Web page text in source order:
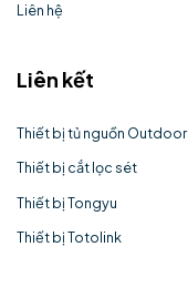
Liên hệ
Liên kết
Thiết bị tủ nguồn Outdoor
Thiết bị cắt lọc sét
Thiết bị Tongyu
Thiết bị Totolink